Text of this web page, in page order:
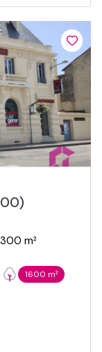
Villa 8 pièce(s) 4 chambre(s) 300 m²
1600 m²